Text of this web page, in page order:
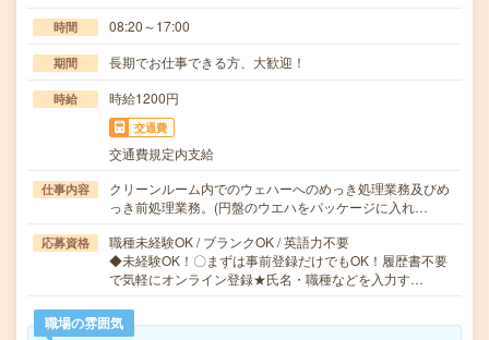
時間 08:20～17:00
期間 長期でお仕事できる方、大歓迎！
時給 時給1200円
交通費
交通費規定内支給
仕事内容
クリーンルーム内でのウェハーへのめっき処理業務及びめ
っき前処理業務。(円盤のウエハをパッケージに入れ…
応募資格
職種未経験OK / ブランクOK / 英語力不要
◆未経験OK！〇まずは事前登録だけでもOK！履歴書不要
で気軽にオンライン登録★氏名・職種などを入力す…
職場の雰囲気